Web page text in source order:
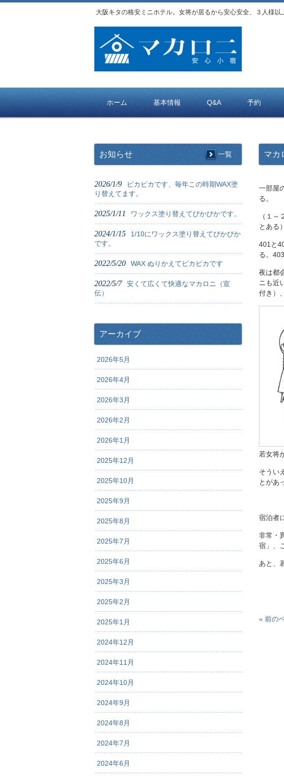
大阪キタの格安ミニホテル。女将が居るから安心安全、３人様
ホーム 基本情報 Q&A 予約
マカ
一部屋
る。
（１
とある）
401と
る。
夜は都
ニも近
付き）
若女将
そうい
とがあ
宿泊者
非常・
宿」、
あと、
« 前の
お知らせ 一覧
2026/1/9
ピカピカです、毎年この時期WAX塗
り替えてます。
2025/1/11 ワックス塗り替えてぴかぴかです。
2024/1/15
1/10にワックス塗り替えてぴかぴか
です。
2022/5/20 WAX ぬりかえてピカピカです
2022/5/7
安くて広くて快適なマカロニ（宣
伝）
アーカイブ
2026年5月
2026年4月
2026年3月
2026年2月
2026年1月
2025年12月
2025年10月
2025年9月
2025年8月
2025年7月
2025年6月
2025年3月
2025年2月
2025年1月
2024年12月
2024年11月
2024年10月
2024年9月
2024年8月
2024年7月
2024年6月